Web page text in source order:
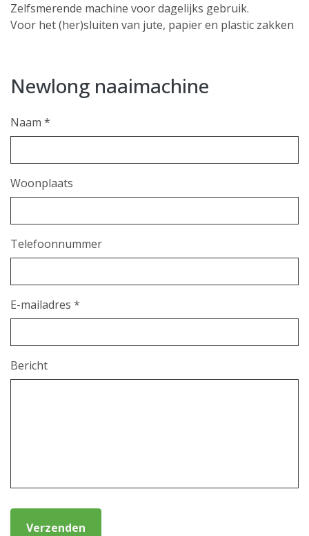
Zelfsmerende machine voor dagelijks gebruik.
Voor het (her)sluiten van jute, papier en plastic zakken
Newlong naaimachine
Naam *
Woonplaats
Telefoonnummer
E-mailadres *
Bericht
Verzenden